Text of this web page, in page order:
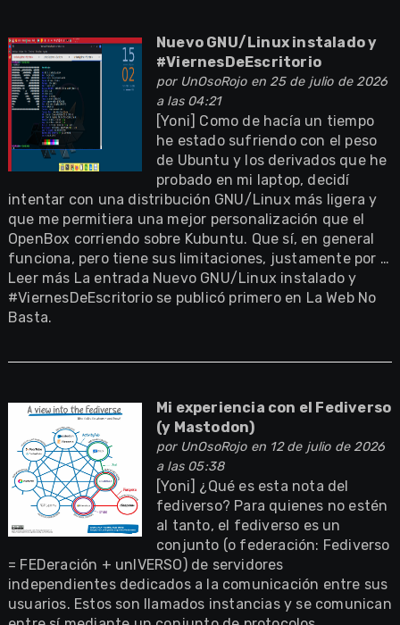
Nuevo GNU/Linux instalado y
#ViernesDeEscritorio
por UnOsoRojoen 25 de julio de 2026
a las 04:21
[Yoni] Como de hacía un tiempo
he estado sufriendo con el peso
de Ubuntu y los derivados que he
probado en mi laptop, decidí
intentar con una distribución GNU/Linux más ligera y
que me permitiera una mejor personalización que el
OpenBox corriendo sobre Kubuntu. Que sí, en general
funciona, pero tiene sus limitaciones, justamente por …
Leer más La entrada Nuevo GNU/Linux instalado y
#ViernesDeEscritorio se publicó primero en La Web No
Basta.
Mi experiencia con el Fediverso
(y Mastodon)
por UnOsoRojoen 12 de julio de 2026
a las 05:38
[Yoni] ¿Qué es esta nota del
fediverso? Para quienes no estén
al tanto, el fediverso es un
conjunto (o federación: Fediverso
= FEDeración + unIVERSO) de servidores
independientes dedicados a la comunicación entre sus
usuarios. Estos son llamados instancias y se comunican